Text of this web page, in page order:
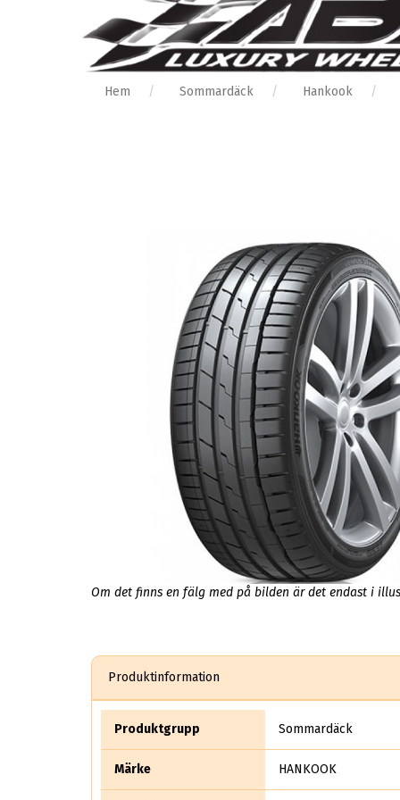
Hem Sommardäck Hankook
Om det finns en fälg med på bilden är det endast i
Produktinformation
Produktgrupp Sommardäck
Märke HANKOOK